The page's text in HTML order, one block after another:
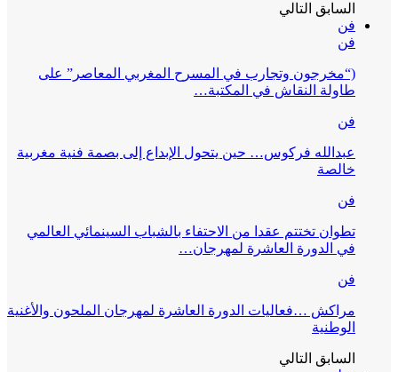
السابق التالي
فن
فن
(“مخرجون وتجارب في المسرح المغربي المعاصر” على
طاولة النقاش في المكتبة…
فن
عبدالله فركوس… حين يتحول الإبداع إلى بصمة فنية مغربية
خالصة
فن
تطوان تختتم عقدا من الاحتفاء بالشباب السينمائي العالمي
في الدورة العاشرة لمهرجان…
فن
مراكش …فعاليات الدورة العاشرة لمهرجان الملحون والأغنية
الوطنية
السابق التالي